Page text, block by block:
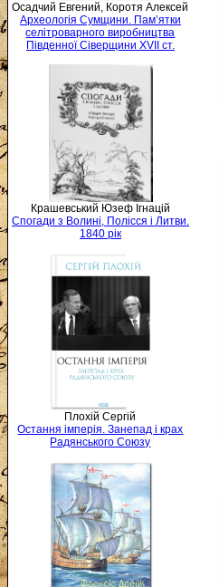
Осадчий Евгений, Коротя Алексей
Археологія Сумщини. Пам’ятки
селітроварного виробництва
Південної Сіверщини XVII ст.
Крашевський Юзеф Ігнацій
Спогади з Волині, Полісся і Литви.
1840 рік
Плохій Сергій
Остання імперія. Занепад і крах
Радянського Союзу